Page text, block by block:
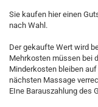
Sie kaufen hier einen
nach Wahl.
Der gekaufte Wert wird
Mehrkosten müssen bei
Minderkosten bleiben
nächsten Massage
EIne Barauszahlung des